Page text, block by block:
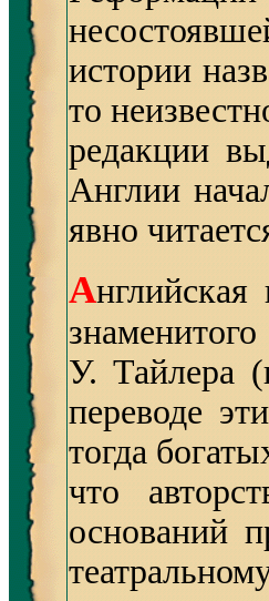
истории
то
редакции
Англии
явно
Английская
У. Тайлера
переводе
тогда
что
оснований